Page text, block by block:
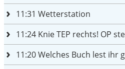
11:31 Wetterstation
11:24 Knie TEP rechts! OP
11:20Welches Buch lest ihr